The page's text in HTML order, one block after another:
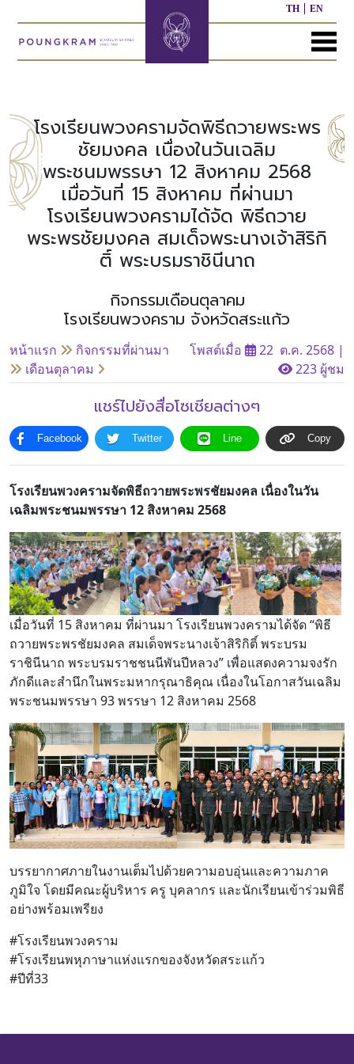
TH EN
MENU
แรก
กับ
ประวัติ
โรงเรียน
บริหาร/
เรา
ภารกิจ
หลักสูตร
ก่อน
วัย
เรียน
หลักสูตร
อนุบาล
มัธยมศึกษา
ผล
งาน
ที่
ผ่าน
มา
กิจกรรม
อื่นๆ
เราโรงเรียนพวงครามจัดพิธีถวายพระพร
ชัยมงคล เนื่องในวันเฉลิม
พระชนมพรรษา 12 สิงหาคม 2568
เมื่อวันที่ 15 สิงหาคม ที่ผ่านมา
โรงเรียนพวงครามได้จัด พิธีถวาย
พระพรชัยมงคล สมเด็จพระนางเจ้าสิริกิ
ติ์ พระบรมราชินีนาถ
กิจกรรมเดือนตุลาคม
โรงเรียนพวงคราม จังหวัดสระแก้ว
หน้าแรก
กิจกรรมที่ผ่านมา
เดือนตุลาคม
โพสต์เมื่อ 22 ต.ค. 2568 |
223 ผู้ชม
แชร์ไปยังสื่อโซเชียลต่างๆ
Facebook Twitter Line Copy
โรงเรียนพวงครามจัดพิธีถวายพระพรชัยมงคล เนื่องในวัน
เฉลิมพระชนมพรรษา 12 สิงหาคม 2568
เมื่อวันที่ 15 สิงหาคม ที่ผ่านมา โรงเรียนพวงครามได้จัด “พิธี
ถวายพระพรชัยมงคล สมเด็จพระนางเจ้าสิริกิติ์ พระบรม
ราชินีนาถ พระบรมราชชนนีพันปีหลวง” เพื่อแสดงความจงรัก
ภักดีและสำนึกในพระมหากรุณาธิคุณ เนื่องในโอกาสวันเฉลิม
พระชนมพรรษา 93 พรรษา 12 สิงหาคม 2568
บรรยากาศภายในงานเต็มไปด้วยความอบอุ่นและความภาค
ภูมิใจ โดยมีคณะผู้บริหาร ครู บุคลากร และนักเรียนเข้าร่วมพิธี
อย่างพร้อมเพรียง
#โรงเรียนพวงคราม
#โรงเรียนพหุภาษาแห่งแรกของจังหวัดสระแก้ว
#ปีที่33